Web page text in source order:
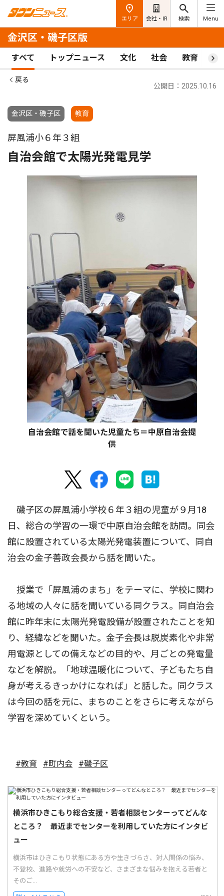
エリア 会社・IR 検索 Menu
金沢区・磯子区版
すべて トップニュース 文化 社会 教育 ス
戻る
金沢区・磯子区 教育
公開日：2025.10.16
屏風浦小６年３組
自治会館で太陽光発電見学
自治会館で話を聞いた児童たち＝中原自治会提
供
磯子区の屏風浦小学校６年３組の児童が９月18
日、総合の学習の一環で中原自治会館を訪問。同会
館に設置されている太陽光発電装置について、同自
治会の金子善政会長から話を聞いた。
授業で「屏風浦のまち」をテーマに、学校に関わ
る地域の人々に話を聞いている同クラス。同自治会
館に昨年末に太陽光発電設備が設置されたことを知
り、経緯などを聞いた。金子会長は脱炭素化や非常
用電源としての備えなどの目的や、月ごとの発電量
などを解説。「地球温暖化について、子どもたち自
身が考えるきっかけになれば」と話した。同クラス
は今回の話を元に、まちのことをさらに考えながら
学習を深めていくという。
#教育 #町内会 #磯子区
横浜市ひきこもり総合支援・若者相談センターってどんな
ところ？ 最近までセンターを利用していた方にインタビ
ュー
横浜市はひきこもり状態にある方や生きづらさ、対人関係の悩み、
不登校、進路や就労への不安など、さまざまな悩みを抱える若者と
そのご...